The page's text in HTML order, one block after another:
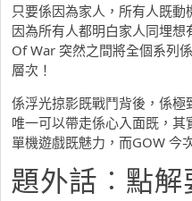
只要係因為家人，所有人既動
因為所有人都明白家人同埋
Of War 突然之間將全個系列
層次！
係浮光掠影既戰鬥背後，係
唯一可以帶走係心入面既，
單機遊戲既魅力，而GOW 今
題外話︰點解